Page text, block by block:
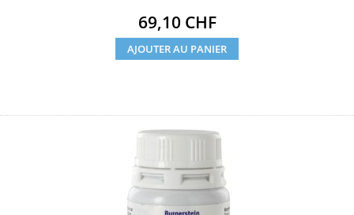
Prix
69,10 CHF
AJOUTER AU PANIER